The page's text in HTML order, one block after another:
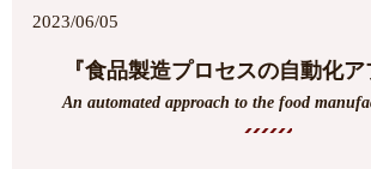
2023/06/05
『食品製造プロセスの自動化ア
An automated approach to the food